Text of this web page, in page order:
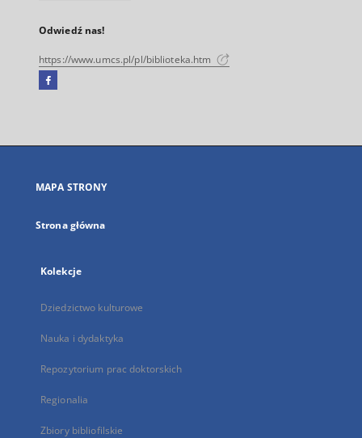
Odwiedź nas!
https://www.umcs.pl/pl/biblioteka.htm
Facebook
się
karcie
MAPA STRONY
Strona główna
Kolekcje
Dziedzictwo kulturowe
Nauka i dydaktyka
Repozytorium prac doktorskich
Regionalia
Zbiory bibliofilskie